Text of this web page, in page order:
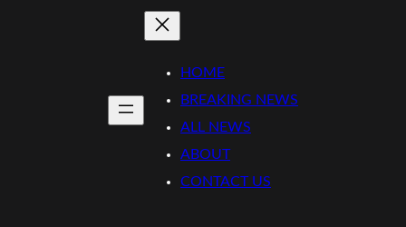
HOME
BREAKING NEWS
ALL NEWS
ABOUT
CONTACT US